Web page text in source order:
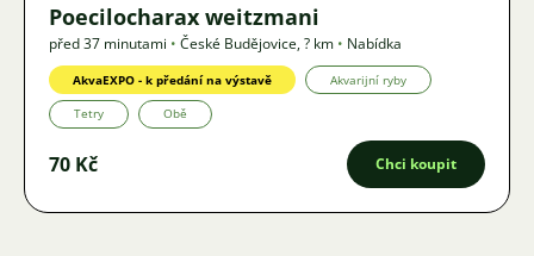
Poecilocharax weitzmani
před 37 minutami • České Budějovice,? km • Nabídka
AkvaEXPO - k předání na výstavě Akvarijní ryby
Tetry Obě
70 Kč Chci koupit